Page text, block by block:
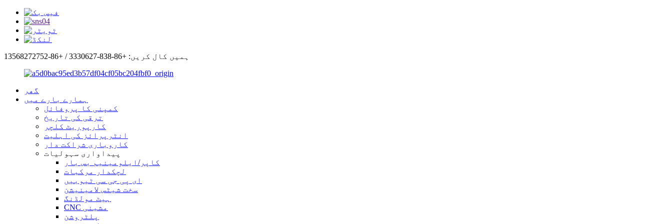
ہمیں کال کریں: +86-838-3330627 / +86-13568272752
گھر
ہمارے بارے میں
کمپنی کا پروفائل
ترقی کی تاریخ
کارپوریٹ کلچر
انٹرپرائز کی اہلیت
کاروباری شراکت دار
پیداواری سہولیات
کاپر/ایلومینیم بس بار
لچکدار مرکبات
ای پی جی سی ٹیوبیں
سخت شیٹس لامینیشن
ہیٹ مولڈنگ
CNC مشینی
پلٹروشن